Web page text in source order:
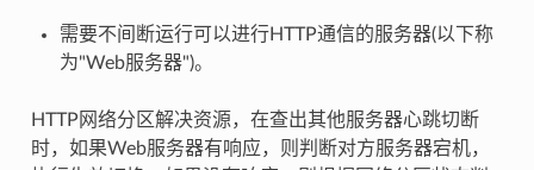
需要不间断运行可以进行HTTP通信的服务器(以下称
为"Web服务器")。
HTTP网络分区解决资源，在查出其他服务器心跳切断
时，如果Web服务器有响应，则判断对方服务器宕机，